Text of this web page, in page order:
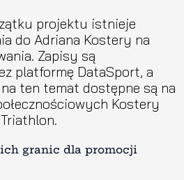
projektu istnieje
do Adriana Kostery na
Zapisy są
platformę DataSport, a
ten temat dostępne są na
Kostery
granic dla promocji